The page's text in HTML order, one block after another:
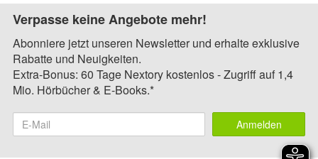
Verpasse keine Angebote mehr!
Abonniere jetzt unseren Newsletter und erhalte exklusive
Rabatte und Neuigkeiten.
Extra-Bonus: 60 Tage Nextory kostenlos - Zugriff auf 1,4
Mio. Hörbücher & E-Books.*
Anmelden